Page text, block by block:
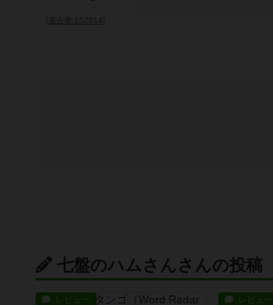
七盤のハムさんさんの投稿
レビュー レビュー